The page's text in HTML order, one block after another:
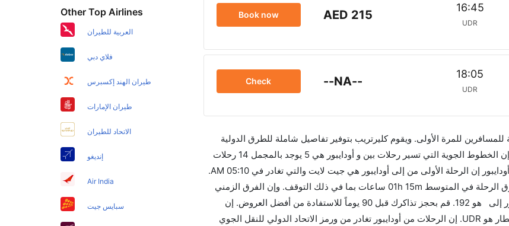
16:45
UDR
AED 215
Book now
18:05
UDR
--NA--
Check
للمسافرين للمرة الأولى. ويقوم كليرتريب بتوفير تفاصيل شاملة للطرق الدولية
والأسعار والأوقات في مكان واحد لجعل تجربتك سهلة ومريحة وإن الخطوط الجوية التي تسير رحلات بين و أودايبور هي 5 يوجد بالمجمل 14 رحلات
متوفرة كل أسبوع للمسافرين الذين يرغبون في السفر من إلى أودايبور إن الرحلة الأولى من إلى أودايبور هي جيت لايت والتي تغادر في 05:10 AM.
أما الرحلة الأخيرة هي أليتاليا والتي تغادر في 04:40 PM تستغرق الرحلة في المتوسط 01h 15m ساعات بما في ذلك التوقف. وإن الفرق الزمني
بين هاتين المدينتين هو 01h 30m وأرخص يوم للسفر من أودايبور إلى هو 192. قم بحجز تذاكرك قبل 90 يوماً للاستفادة من أفضل العروض. إن
الرحلات من تغادر من ورمز الاتحاد الدولي للنقل الجوي لهذا المطار هو UDR. إن الرحلات من أودايبور تغادر من ورمز الاتحاد الدولي للنقل الجوي
Other Top Airlines
العربية للطيران
فلاي دبي
طيران الهند إكسبرس
طيران الإمارات
الاتحاد للطيران
إنديغو
Air India
سبايس جيت